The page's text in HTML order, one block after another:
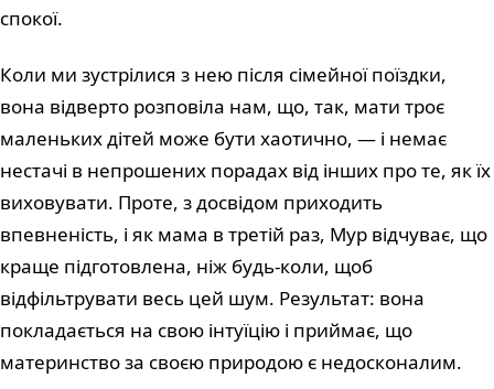
спокої.
Коли ми зустрілися з нею після сімейної поїздки,
вона відверто розповіла нам, що, так, мати троє
маленьких дітей може бути хаотично, — і немає
нестачі в непрошених порадах від інших про те, як їх
виховувати. Проте, з досвідом приходить
впевненість, і як мама в третій раз, Мур відчуває, що
краще підготовлена, ніж будь-коли, щоб
відфільтрувати весь цей шум. Результат: вона
покладається на свою інтуїцію і приймає, що
материнство за своєю природою є недосконалим.